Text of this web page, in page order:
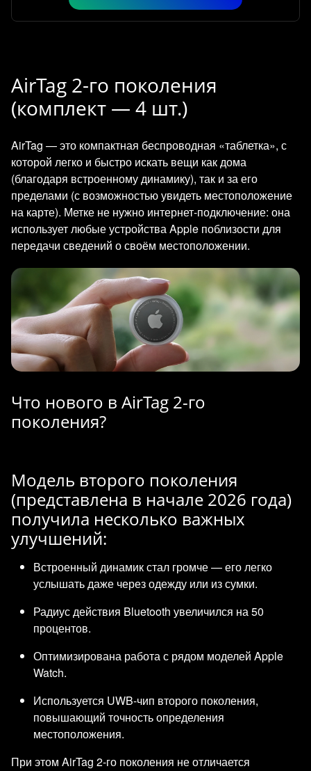
AirTag 2-го поколения
(комплект — 4 шт.)
AirTag — это компактная беспроводная «таблетка», с
которой легко и быстро искать вещи как дома
(благодаря встроенному динамику), так и за его
пределами (с возможностью увидеть местоположение
на карте). Метке не нужно интернет-подключение: она
использует любые устройства Apple поблизости для
передачи сведений о своём местоположении.
Что нового в AirTag 2-го
поколения?
Модель второго поколения
(представлена в начале 2026 года)
получила несколько важных
улучшений:
Встроенный динамик стал громче — его легко
услышать даже через одежду или из сумки.
Радиус действия Bluetooth увеличился на 50
процентов.
Оптимизирована работа с рядом моделей Apple
Watch.
Используется UWB-чип второго поколения,
повышающий точность определения
местоположения.
При этом AirTag 2-го поколения не отличается